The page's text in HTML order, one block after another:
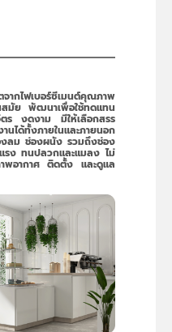
กไฟเบอร์ซีเมนต์คุณภาพ
สมัย พัฒนาเพื่อใช้ทดแทน
ร งดงาม มีให้เลือกสรร
ได้ทั้งภายในและภายนอก
ลม ช่องผนัง รวมถึงช่อง
รง ทนปลวกและแมลง ไม่
พอากาศ ติดตั้ง และดูแล